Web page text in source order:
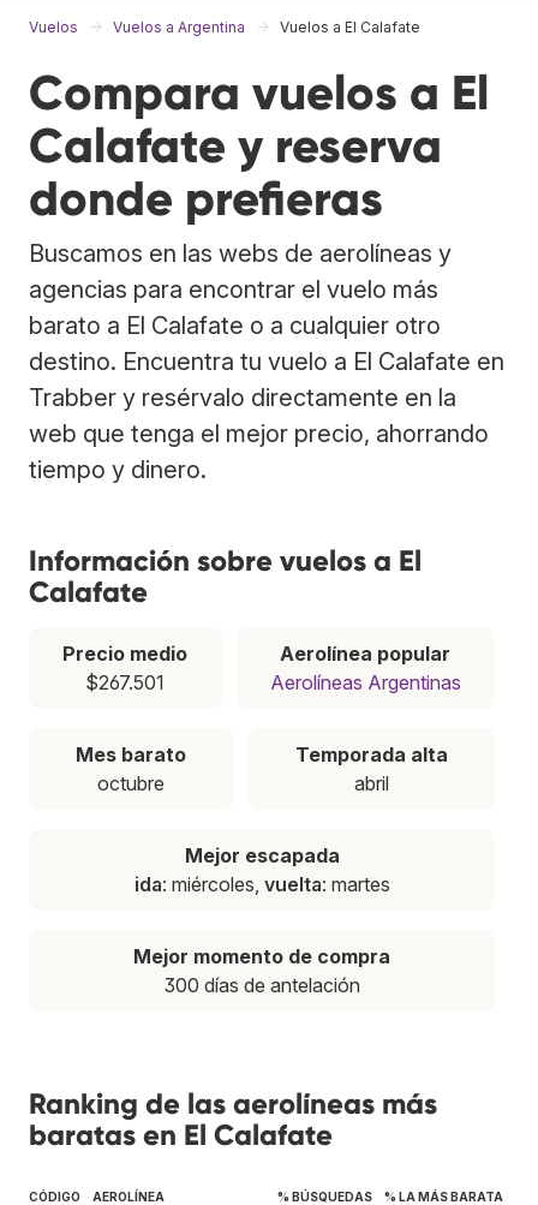
Vuelos Vuelos a Argentina Vuelos a El Calafate
Compara vuelos a El
Calafate y reserva
donde prefieras
Buscamos en las webs de aerolíneas y
agencias para encontrar el vuelo más
barato a El Calafate o a cualquier otro
destino. Encuentra tu vuelo a El Calafate en
Trabber y resérvalo directamente en la
web que tenga el mejor precio, ahorrando
tiempo y dinero.
Información sobre vuelos a El
Calafate
Precio medio
$267.501
Aerolínea popular
Aerolíneas Argentinas
Mes barato
octubre
Temporada alta
abril
Mejor escapada
ida: miércoles, vuelta: martes
Mejor momento de compra
300 días de antelación
Ranking de las aerolíneas más
baratas en El Calafate
CÓDIGO AEROLÍNEA % BÚSQUEDAS % LA MÁS BARATA